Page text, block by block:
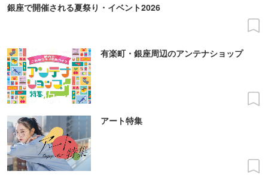
銀座で開催される夏祭り・イベント2026
有楽町・銀座周辺のアンテナショップ
アート特集